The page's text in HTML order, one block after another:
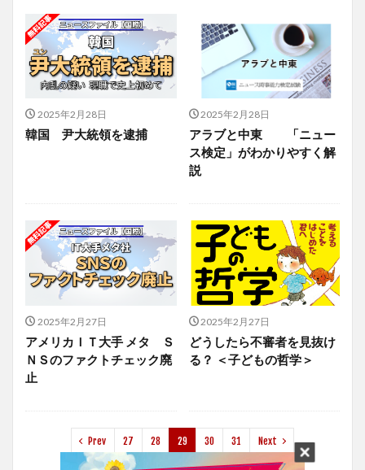
2025年2月28日
韓国 尹大統領を逮捕
2025年2月28日
アラブと中東 「ニュー
ス検定」がわかりやすく解
説
2025年2月27日
アメリカＩＴ大手 メタ Ｓ
ＮＳのファクトチェック廃
止
2025年2月27日
どうしたら不審者を見抜け
る？ ＜子どもの哲学＞
Prev 27 28 29 30 31 Next